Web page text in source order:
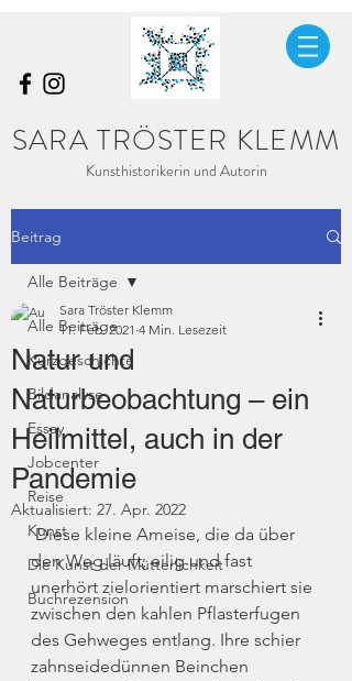
SARA TRÖSTER KLEMM
Kunsthistorikerin und Autorin
Beitrag
Alle Beiträge
Kurzgeschichte
Bildanalyse
Essay
Jobcenter
Reise
Kunst
Die Kunst der Mütterlichkeit
Buchrezension
Alle Beiträge
Natur und
Naturbeobachtung – ein
Heilmittel, auch in der
Pandemie
Sara Tröster Klemm
11. Feb. 2021 4 Min. Lesezeit
Aktualisiert: 27. Apr. 2022
Diese kleine Ameise, die da über
den Weg läuft; eilig und fast
unerhört zielorientiert marschiert sie
zwischen den kahlen Pflasterfugen
des Gehweges entlang. Ihre schier
zahnseidedünnen Beinchen